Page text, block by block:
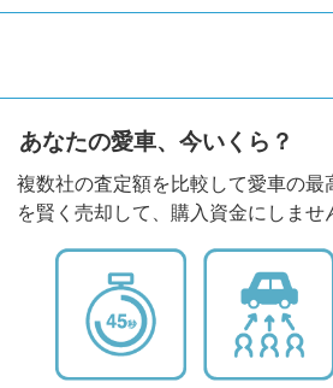
あなたの愛車、今いくら？
複数社の査定額を比較して愛車の最
を賢く売却して、購入資金にしませ